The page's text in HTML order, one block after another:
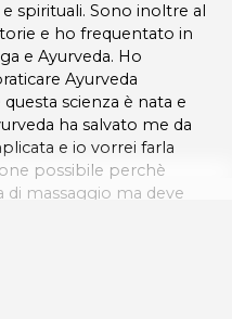
spirituali. Sono inoltre al
e ho frequentato in
e Ayurveda. Ho
Ayurveda
scienza è nata e
ha salvato me da
e io vorrei farla
possibile perchè
di massaggio ma deve
e sono un operatore